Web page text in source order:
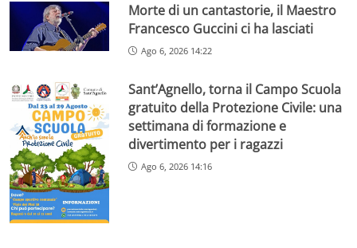
Morte di un cantastorie, il Maestro
Francesco Guccini ci ha lasciati
Ago 6, 2026 14:22
Sant’Agnello, torna il Campo Scuola
gratuito della Protezione Civile: una
settimana di formazione e
divertimento per i ragazzi
Ago 6, 2026 14:16